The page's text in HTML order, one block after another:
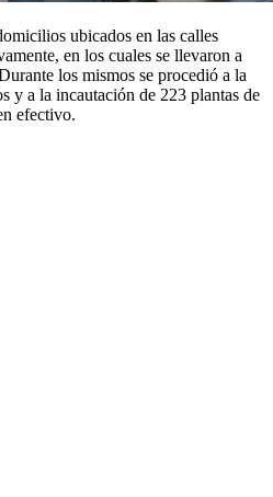
ubicados en las calles
en los cuales se llevaron a
los mismos se procedió a la
y a la incautación de 223 plantas de
efectivo.